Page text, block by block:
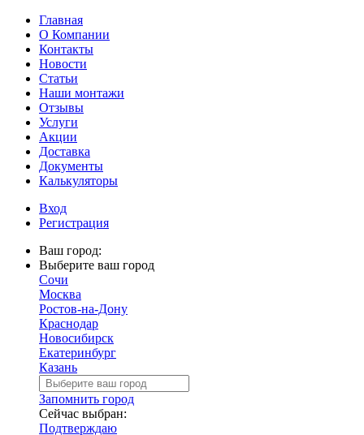
Главная
О Компании
Контакты
Новости
Статьи
Наши монтажи
Отзывы
Услуги
Акции
Доставка
Документы
Калькуляторы
Вход
Регистрация
Ваш город:
Выберите ваш город
Сочи
Москва
Ростов-на-Дону
Краснодар
Новосибирск
Екатеринбург
Казань
Запомнить город
Сейчас выбран:
Подтверждаю